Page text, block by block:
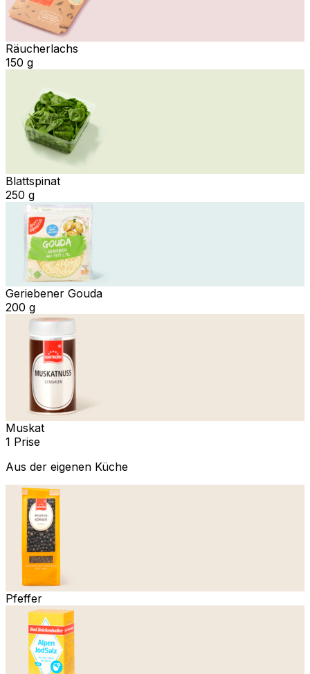
Räucherlachs
150 g
Blattspinat
250 g
Geriebener Gouda
200 g
Muskat
1 Prise
Aus der eigenen Küche
Pfeffer